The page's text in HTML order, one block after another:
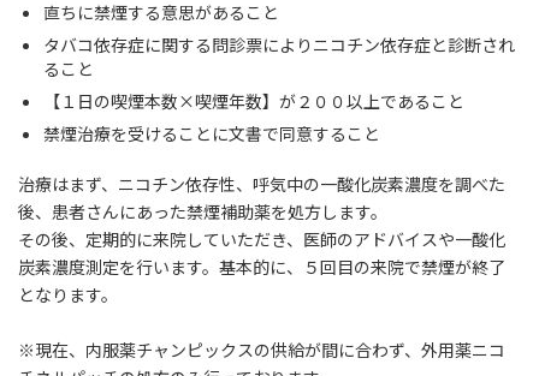
直ちに禁煙する意思があること
タバコ依存症に関する問診票によりニコチン依存症と診断され
ること
【１日の喫煙本数×喫煙年数】が２００以上であること
禁煙治療を受けることに文書で同意すること
治療はまず、ニコチン依存性、呼気中の一酸化炭素濃度を調べた
後、患者さんにあった禁煙補助薬を処方します。
その後、定期的に来院していただき、医師のアドバイスや一酸化
炭素濃度測定を行います。基本的に、５回目の来院で禁煙が終了
となります。
※現在、内服薬チャンピックスの供給が間に合わず、外用薬ニコ